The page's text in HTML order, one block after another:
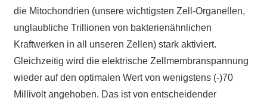
die Mitochondrien (unsere wichtigsten Zell-Organellen,
unglaubliche Trillionen von bakterienähnlichen
Kraftwerken in all unseren Zellen) stark aktiviert.
Gleichzeitig wird die elektrische Zellmembranspannung
wieder auf den optimalen Wert von wenigstens (-)70
Millivolt angehoben. Das ist von entscheidender